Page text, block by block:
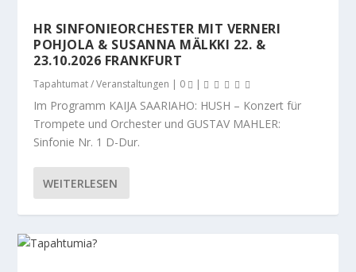
HR SINFONIEORCHESTER MIT VERNERI
POHJOLA & SUSANNA MÄLKKI 22. &
23.10.2026 FRANKFURT
Tapahtumat / Veranstaltungen | 0 |
Im Programm KAIJA SAARIAHO: HUSH – Konzert für
Trompete und Orchester und GUSTAV MAHLER:
Sinfonie Nr. 1 D-Dur.
WEITERLESEN